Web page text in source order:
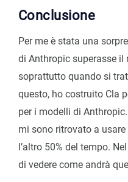
Conclusione
Per me è stata una
di Anthropic superasse il
soprattutto quando si
questo, ho costruito Cla
per i modelli di
mi sono ritrovato a usare
l’altro 50% del tempo.
di vedere come andrà